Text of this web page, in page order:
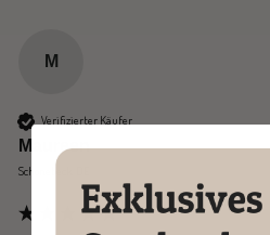
M
Verifizierter Käufer
Maureen
Schönebeck, DE